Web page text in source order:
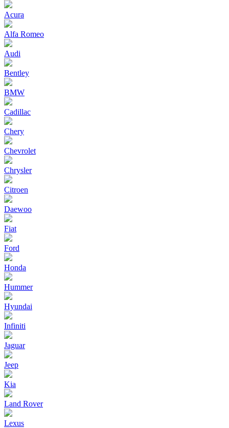
Acura
Alfa Romeo
Audi
Bentley
BMW
Cadillac
Chery
Chevrolet
Chrysler
Citroen
Daewoo
Fiat
Ford
Honda
Hummer
Hyundai
Infiniti
Jaguar
Jeep
Kia
Land Rover
Lexus